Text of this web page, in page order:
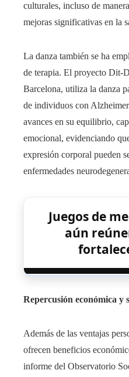
culturales, incluso de
mejoras significativas en la
La danza también se ha
de terapia. El proyecto Dit-
Barcelona, utiliza la danza
de individuos con
avances en su equilibrio,
emocional, evidenciando
expresión corporal pueden
enfermedades
Juegos de
aún
Repercusión económica y
Además de las ventajas
ofrecen beneficios
informe del Observatorio